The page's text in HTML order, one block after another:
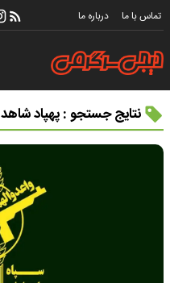
تماس با ما درباره ما
نتایج جستجو : پهپاد شاهد 107